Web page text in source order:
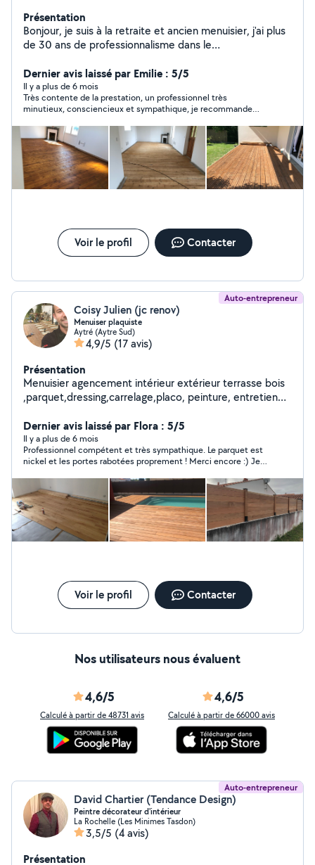
Présentation
Bonjour, je suis à la retraite et ancien menuisier, j'ai plus
de 30 ans de professionnalisme dans le
parquet flottant, traditionnelle, pvc. Cordialement
Patrick.
Dernier avis laissé par Emilie : 5/5
Il y a plus de 6 mois
Très contente de la prestation, un professionnel très
minutieux, consciencieux et sympathique, je recommande
Voir le profil Contacter
Auto-entrepreneur
Coisy Julien (jc renov)
Menuiser plaquiste
Aytré (Aytre Sud)
4,9/5 (17 avis)
Présentation
Menuisier agencement intérieur extérieur terrasse bois
,parquet,dressing,carrelage,placo, peinture, entretien
Dernier avis laissé par Flora : 5/5
Il y a plus de 6 mois
Professionnel compétent et très sympathique. Le parquet est
nickel et les portes rabotées proprement ! Merci encore :) Je
Voir le profil Contacter
Nos utilisateurs nous évaluent
4,6/5
Calculé à partir de 48731 avis
4,6/5
Calculé à partir de 66000 avis
Auto-entrepreneur
David Chartier (Tendance Design)
Peintre décorateur d'intérieur
La Rochelle (Les Minimes Tasdon)
3,5/5 (4 avis)
Présentation